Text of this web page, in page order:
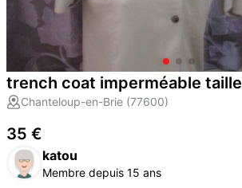
trench coat imperméable
Chanteloup-en-Brie (77600)
35 €
katou
Membre depuis 15 ans